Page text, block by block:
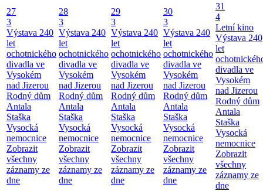
27
3
Výstava 240
let
ochotnického
divadla ve
Vysokém
nad Jizerou
Rodný dům
Antala
Staška
Vysocká
nemocnice
Zobrazit
všechny
záznamy ze
dne
28
3
Výstava 240
let
ochotnického
divadla ve
Vysokém
nad Jizerou
Rodný dům
Antala
Staška
Vysocká
nemocnice
Zobrazit
všechny
záznamy ze
dne
29
3
Výstava 240
let
ochotnického
divadla ve
Vysokém
nad Jizerou
Rodný dům
Antala
Staška
Vysocká
nemocnice
Zobrazit
všechny
záznamy ze
dne
30
3
Výstava 240
let
ochotnického
divadla ve
Vysokém
nad Jizerou
Rodný dům
Antala
Staška
Vysocká
nemocnice
Zobrazit
všechny
záznamy ze
dne
31
4
Letní kino
Výstava 240
let
divadla ve
Vysokém
nad Jizerou
Rodný dům
Antala
Staška
Vysocká
nemocnice
Zobrazit
všechny
záznamy ze
dne